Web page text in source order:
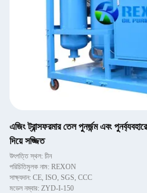
এজিং ট্রান্সফরমার তেল পুনর্জন্ম এবং
দিয়ে সজ্জিত
উৎপত্তি স্থল: চীন
পরিচিতিমুলক নাম: REXON
সাক্ষ্যদান: CE, ISO, SGS, CCC
মডেল নম্বার: ZYD-I-150